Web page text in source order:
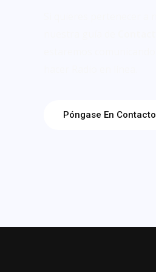
Póngase En Contacto